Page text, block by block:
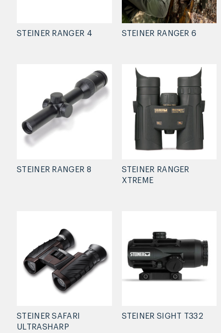
STEINER RANGER 4 STEINER RANGER 6
STEINER RANGER 8
STEINER RANGER
XTREME
STEINER SAFARI
ULTRASHARP
STEINER SIGHT T332